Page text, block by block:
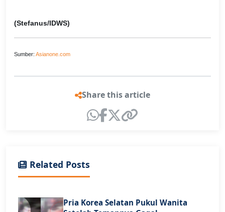
(Stefanus/IDWS)
Sumber: Asianone.com
Share this article
Related Posts
Pria Korea Selatan Pukul Wanita